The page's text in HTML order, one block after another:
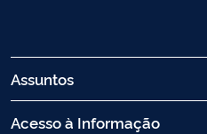
Assuntos
Acesso à Informação